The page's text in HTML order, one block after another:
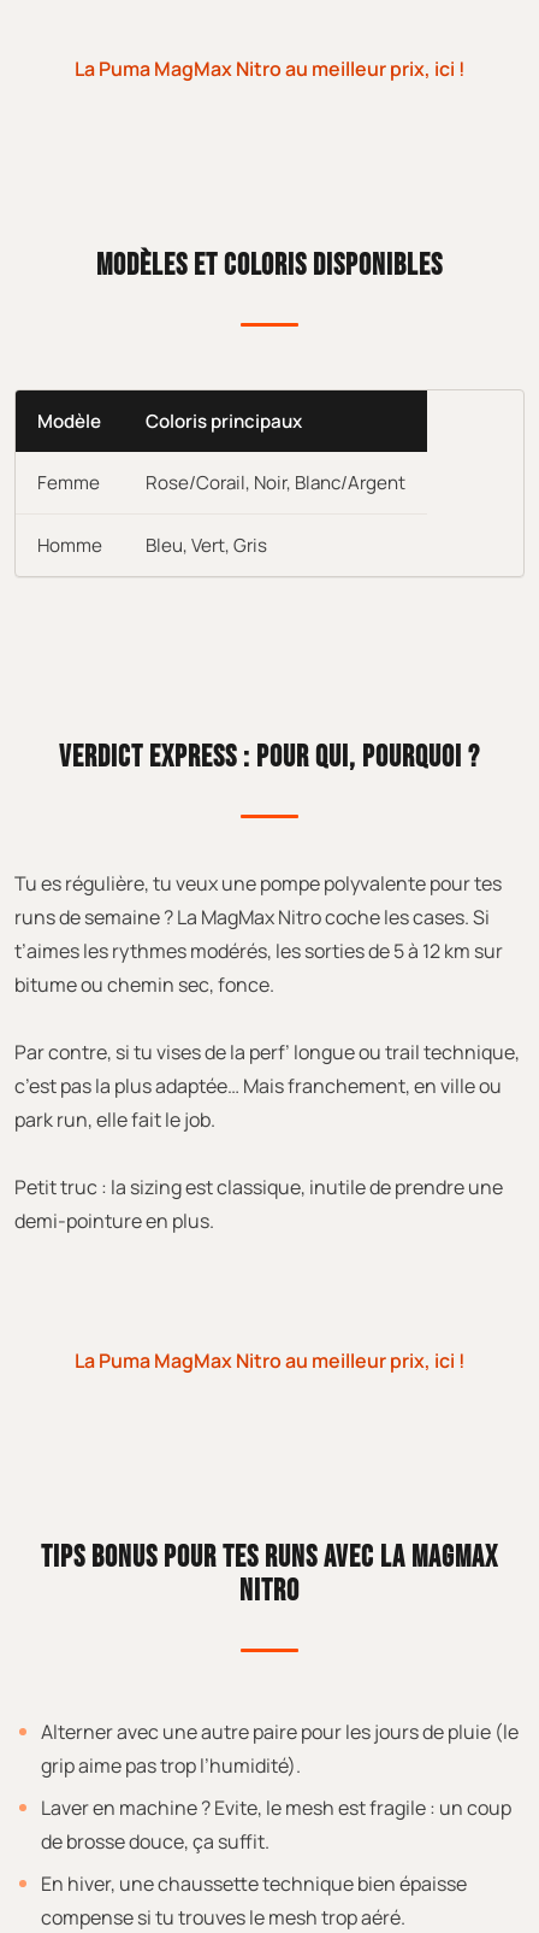
La Puma MagMax Nitro au meilleur prix, ici !
MODÈLES ET COLORIS DISPONIBLES
Modèle Coloris principaux
Femme Rose/Corail, Noir, Blanc/Argent
Homme Bleu, Vert, Gris
VERDICT EXPRESS : POUR QUI, POURQUOI ?
Tu es régulière, tu veux une pompe polyvalente pour tes
runs de semaine ? La MagMax Nitro coche les cases. Si
t’aimes les rythmes modérés, les sorties de 5 à 12 km sur
bitume ou chemin sec, fonce.
Par contre, si tu vises de la perf’ longue ou trail technique,
c’est pas la plus adaptée… Mais franchement, en ville ou
park run, elle fait le job.
Petit truc : la sizing est classique, inutile de prendre une
demi-pointure en plus.
La Puma MagMax Nitro au meilleur prix, ici !
TIPS BONUS POUR TES RUNS AVEC LA MAGMAX
NITRO
Alterner avec une autre paire pour les jours de pluie (le
grip aime pas trop l’humidité).
Laver en machine ? Evite, le mesh est fragile : un coup
de brosse douce, ça suffit.
En hiver, une chaussette technique bien épaisse
compense si tu trouves le mesh trop aéré.